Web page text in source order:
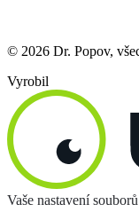
© 2026 Dr. Popov,
Vyrobil
Vaše nastavení